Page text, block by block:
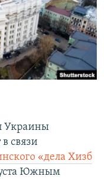
Украины
связи
«дела Хизб
Южным